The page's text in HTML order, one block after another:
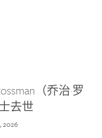
（乔治·罗
去世
2026